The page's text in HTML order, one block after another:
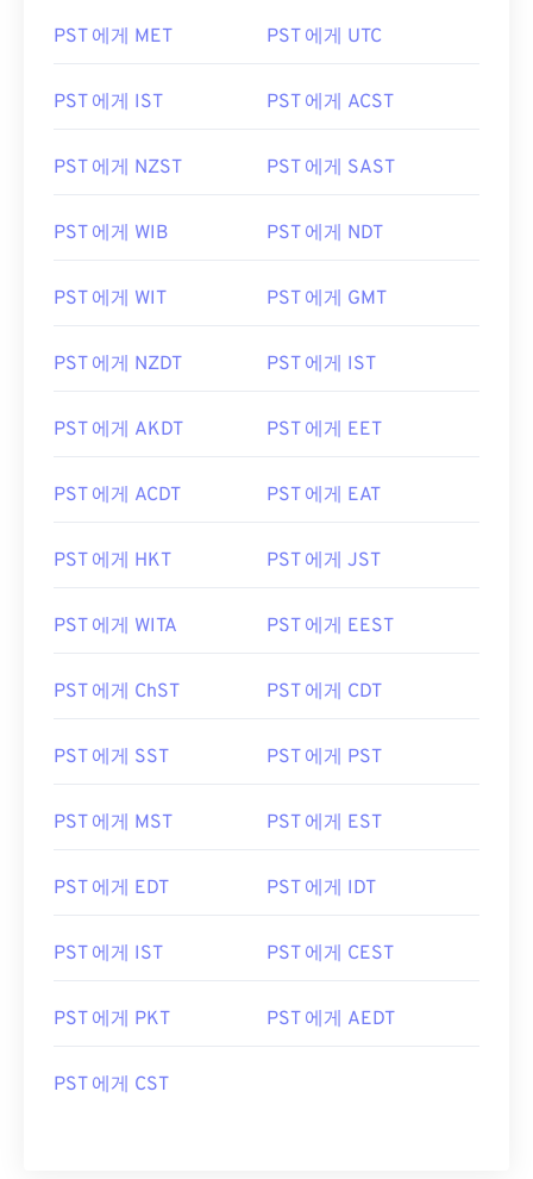
PST 에게 MET PST 에게 UTC
PST 에게 IST PST 에게 ACST
PST 에게 NZST PST 에게 SAST
PST 에게 WIB PST 에게 NDT
PST 에게 WIT PST 에게 GMT
PST 에게 NZDT PST 에게 IST
PST 에게 AKDT PST 에게 EET
PST 에게 ACDT PST 에게 EAT
PST 에게 HKT PST 에게 JST
PST 에게 WITA PST 에게 EEST
PST 에게 ChST PST 에게 CDT
PST 에게 SST PST 에게 PST
PST 에게 MST PST 에게 EST
PST 에게 EDT PST 에게 IDT
PST 에게 IST PST 에게 CEST
PST 에게 PKT PST 에게 AEDT
PST 에게 CST